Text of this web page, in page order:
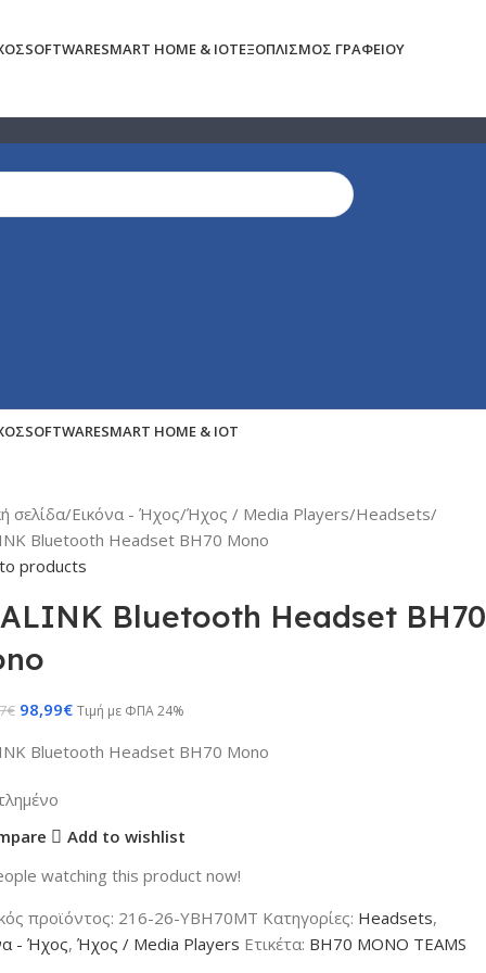
SOFTWARESMART HOME & IOTΕΞΟΠΛΙΣΜΌΣ ΓΡΑΦΕΊΟΥ
SOFTWARESMART HOME & IOT
σελίδα Εικόνα - Ήχος Ήχος / Media Players Headsets
Bluetooth Headset BH70 Mono
products
Bluetooth Headset BH70
€ 98,99€ Τιμή με ΦΠΑ 24%
Bluetooth Headset BH70 Mono
Add to wishlist
watching this product now!
προϊόντος: 216-26-YBH70MT Κατηγορίες: Headsets,
- Ήχος, Ήχος / Media Players Ετικέτα: BH70 MONO TEAMS